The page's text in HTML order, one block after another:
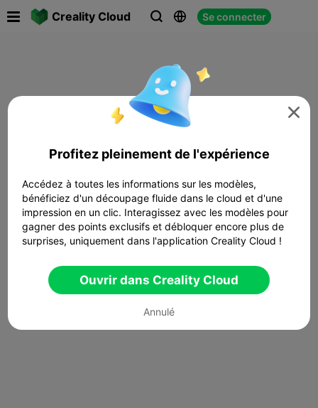
Creality Cloud   Se connecter

Profitez pleinement de l'expérience
Accédez à toutes les informations sur les modèles,
bénéficiez d'un découpage fluide dans le cloud et d'une
impression en un clic. Interagissez avec les modèles pour
gagner des points exclusifs et débloquer encore plus de
surprises, uniquement dans l'application Creality Cloud !
Ouvrir dans Creality Cloud
Annulé